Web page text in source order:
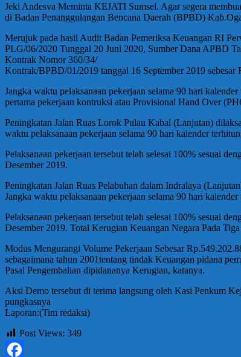
Jeki Andesva Meminta KEJATI Sumsel. Agar segera
di Badan Penanggulangan Bencana Daerah (BPBD)
Merujuk pada hasil Audit Badan Pemeriksa Keuangan RI
PLG/06/2020 Tunggal 20 Juni 2020, Sumber Dana APBD
Kontrak Nomor 360/34/
Kontrak/BPBD/01/2019 tanggal 16 September 2019 sebesar
Jangka waktu pelaksanaan pekerjaan selama 90 hari
pertama pekerjaan kontruksi atau Provisional Hand Over
Peningkatan Jalan Ruas Lorok Pulau Kabal (Lanjutan)
waktu pelaksanaan pekerjaan selama 90 hari kalender
Pelaksanaan pekerjaan tersebut telah selesai 100% sesuai
Desember 2019.
Peningkatan Jalan Ruas Pelabuhan dalam Indralaya
Jangka waktu pelaksanaan pekerjaan selama 90 hari
Pelaksanaan pekerjaan tersebut telah selesai 100% sesuai
Desember 2019. Total Kerugian Keuangan Negara Pada
Modus Mengurangi Volume Pekerjaan Sebesar
sebagaimana tahun 2001tentang tindak Keuangan pidana
Pasal Pengembalian dipidananya Kerugian, katanya.
Aksi Demo tersebut di terima langsung oleh Kasi Penkum
pungkasnya
Laporan:(Tim redaksi)
Post Views: 349